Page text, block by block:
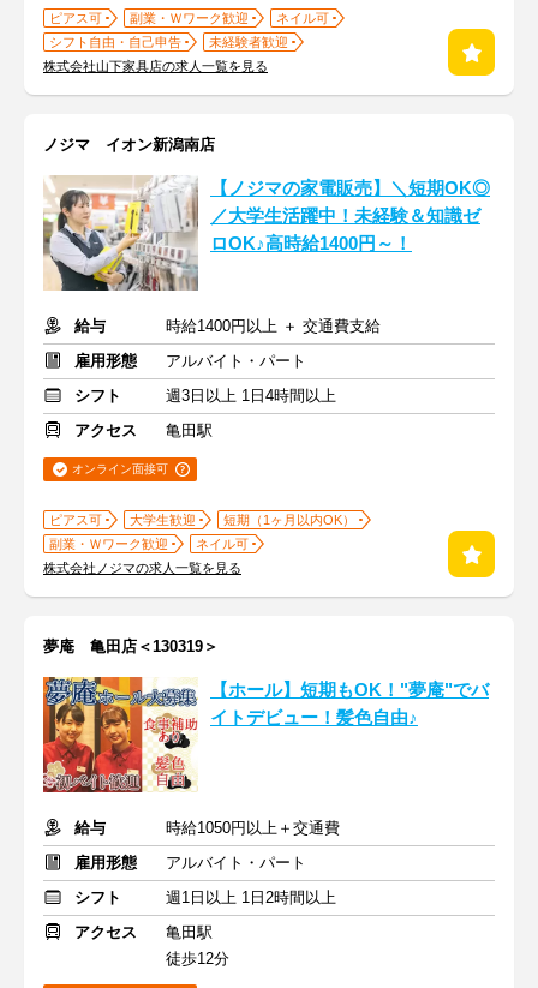
ピアス可 副業・Ｗワーク歓迎
ネイル可
シフト自由・自己申告
未経験者歓迎
株式会社山下家具店の求人一覧を見る
ノジマ イオン新潟南店
【ノジマの家電販売】＼短期OK◎
／大学生活躍中！未経験＆知識ゼ
ロOK♪高時給1400円～！
給与
時給1400円以上 ＋ 交通費支給
雇用形態
アルバイト・パート
シフト
週3日以上 1日4時間以上
アクセス
亀田駅
オンライン面接可
ピアス可 大学生歓迎
短期（1ヶ月以内OK）
副業・Ｗワーク歓迎
ネイル可
株式会社ノジマの求人一覧を見る
夢庵 亀田店＜130319＞
【ホール】短期もOK！"夢庵"でバ
イトデビュー！髪色自由♪
給与
時給1050円以上＋交通費
雇用形態
アルバイト・パート
シフト
週1日以上 1日2時間以上
アクセス
亀田駅
徒歩12分